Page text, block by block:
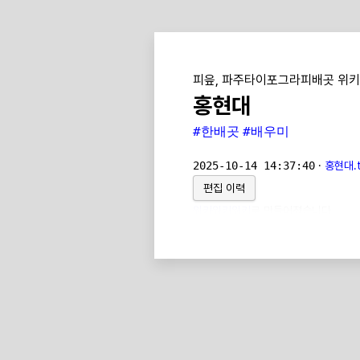
피읖, 파주타이포그라피배곳 위키
홍현대
#한배곳 #배우미
2025-10-14 14:37:40 · 홍현대
편집 이력